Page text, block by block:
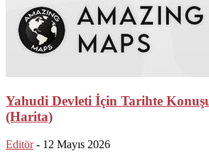
Yahudi Devleti İçin Tarihte
(Harita)
Editör - 12 Mayıs 2026